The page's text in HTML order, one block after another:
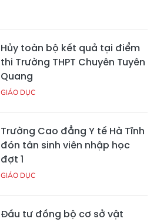
Hủy toàn bộ kết quả tại điểm
thi Trường THPT Chuyên Tuyên
Quang
GIÁO DỤC
Trường Cao đẳng Y tế Hà Tĩnh
đón tân sinh viên nhập học
đợt 1
GIÁO DỤC
Đầu tư đồng bộ cơ sở vật